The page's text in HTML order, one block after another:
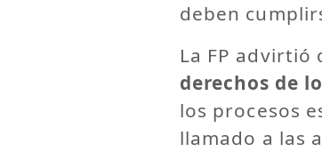
deben
La FP
derechos de
los procesos
llamado a las